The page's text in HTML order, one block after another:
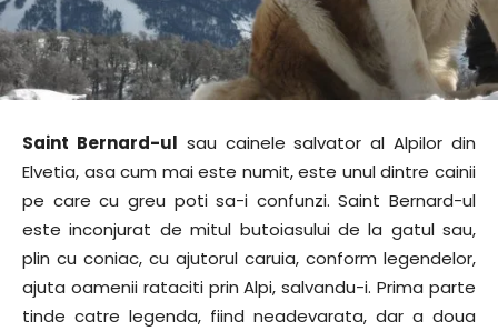
Saint Bernard-ul sau cainele salvator al Alpilor din
Elvetia, asa cum mai este numit, este unul dintre cainii
pe care cu greu poti sa-i confunzi. Saint Bernard-ul
este inconjurat de mitul butoiasului de la gatul sau,
plin cu coniac, cu ajutorul caruia, conform legendelor,
ajuta oamenii rataciti prin Alpi, salvandu-i. Prima parte
tinde catre legenda, fiind neadevarata, dar a doua